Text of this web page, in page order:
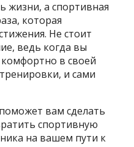
жизни, а спортивная
которая
Не стоит
ведь когда вы
комфортно в своей
и сами
вам сделать
спортивную
на вашем пути к